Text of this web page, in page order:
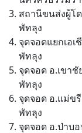
สถานีขนส่งผู้โ
พัทลุง
จุดจอดแยกเอเ
พัทลุง
จุดจอด อ.เขา
พัทลุง
จุดจอด อ.แม่ขรี
พัทลุง
จุดจอด อ.ป่าบ